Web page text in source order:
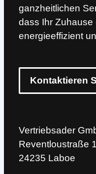
ganzheitlichen
dass Ihr Zuhause
energieeffizient
Kontaktieren
Vertriebsader
Reventloustraße
24235 Laboe